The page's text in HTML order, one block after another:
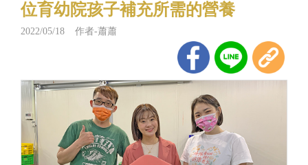
位育幼院孩子補充所需的營養
2022/05/18 作者-蕭蕭